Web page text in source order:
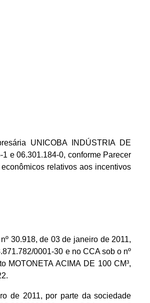
UNICOBA INDÚSTRIA DE
e 06.301.184-0, conforme Parecer
relativos aos incentivos
30.918, de 03 de janeiro de 2011,
0001-30 e no CCA sob o nº
MOTONETA ACIMA DE 100 CM³,
de 2011, por parte da sociedade